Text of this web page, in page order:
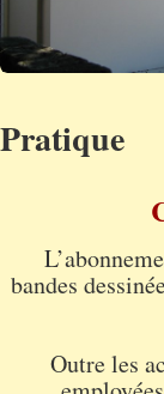
Pratique
bandes
Outre les